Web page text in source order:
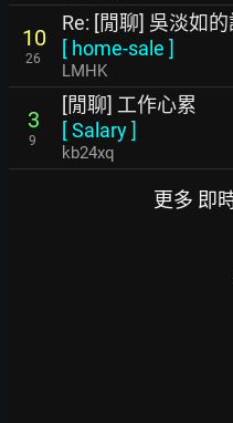
10
26
Re: [閒聊] 吳淡如
[ home-sale ]
LMHK
3
9
[閒聊] 工作心累
[Salary]
kb24xq
更多 即